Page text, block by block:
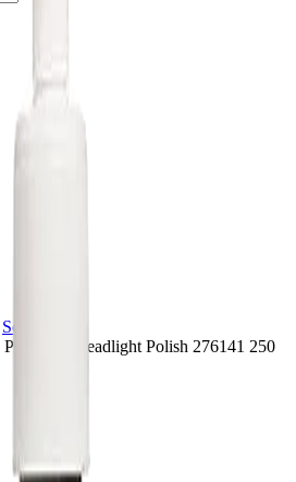
Sonax
Headlight Polish 276141 250